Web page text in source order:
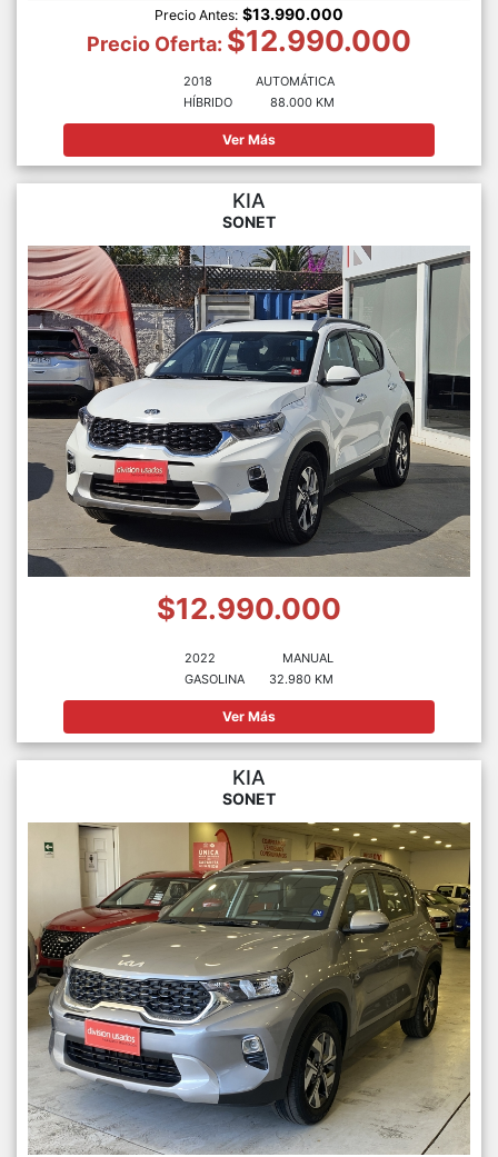
Precio Antes: $13.990.000
Precio Oferta: $12.990.000
2018
HÍBRIDO
AUTOMÁTICA
88.000 KM
Ver Más
KIA
SONET
$12.990.000
2022
GASOLINA
MANUAL
32.980 KM
Ver Más
KIA
SONET